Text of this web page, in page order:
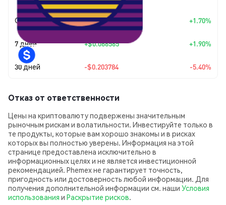
Сегодня +$0.059676 +1.70%
7 дней +$0.066565 +1.90%
30 дней -$0.203784 -5.40%
Отказ от ответственности
Цены на криптовалюту подвержены значительным
рыночным рискам и волатильности. Инвестируйте только в
те продукты, которые вам хорошо знакомы и в рисках
которых вы полностью уверены. Информация на этой
странице предоставлена исключительно в
информационных целях и не является инвестиционной
рекомендацией. Phemex не гарантирует точность,
пригодность или достоверность любой информации. Для
получения дополнительной информации см. наши Условия
использования и Раскрытие рисков.